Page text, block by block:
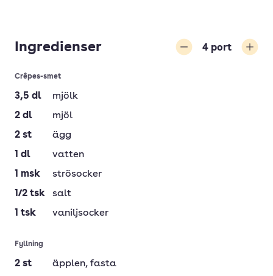
Ingredienser 4 port
Crêpes-smet
3,5 dl
mjölk
2 dl
mjöl
2 st
ägg
1 dl
vatten
1 msk
strösocker
1/2 tsk
salt
1 tsk vaniljsocker
Fyllning
2 st äpplen, fasta